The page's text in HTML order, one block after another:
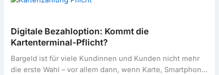
Digitale Bezahloption: Kommt die
Kartenterminal-Pflicht?
Bargeld ist für viele Kundinnen und Kunden nicht mehr
die erste Wahl – vor allem dann, wenn Karte, Smartphone